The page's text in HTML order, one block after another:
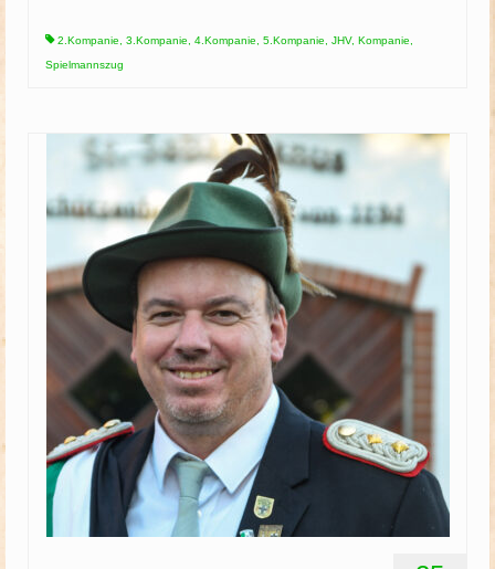
2.Kompanie 3.Kompanie 4.Kompanie 5.Kompanie JHV, Kompanie
Spielmannszug